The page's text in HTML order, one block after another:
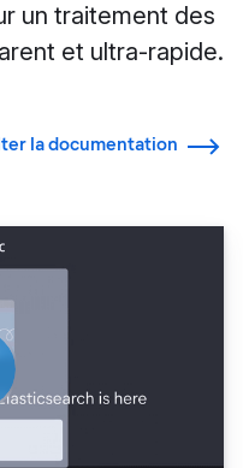
un traitement des
et ultra-rapide.
la documentation